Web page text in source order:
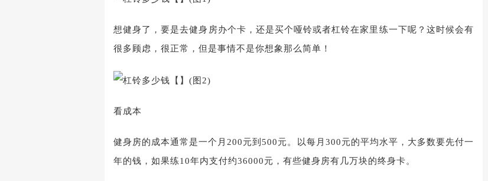
想健身了，要是去健身房办个卡，还是买个哑铃或者杠铃在家里练一下呢？这时候会有
很多顾虑，很正常，但是事情不是你想象那么简单！
看成本
健身房的成本通常是一个月200元到500元。以每月300元的平均水平，大多数要先付一
年的钱，如果练10年内支付约36000元，有些健身房有几万块的终身卡。